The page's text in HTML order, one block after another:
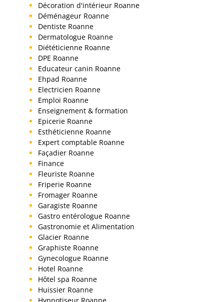
Décoration d'intérieur Roanne
Déménageur Roanne
Dentiste Roanne
Dermatologue Roanne
Diététicienne Roanne
DPE Roanne
Educateur canin Roanne
Ehpad Roanne
Electricien Roanne
Emploi Roanne
Enseignement & formation
Epicerie Roanne
Esthéticienne Roanne
Expert comptable Roanne
Façadier Roanne
Finance
Fleuriste Roanne
Friperie Roanne
Fromager Roanne
Garagiste Roanne
Gastro entérologue Roanne
Gastronomie et Alimentation
Glacier Roanne
Graphiste Roanne
Gynecologue Roanne
Hotel Roanne
Hôtel spa Roanne
Huissier Roanne